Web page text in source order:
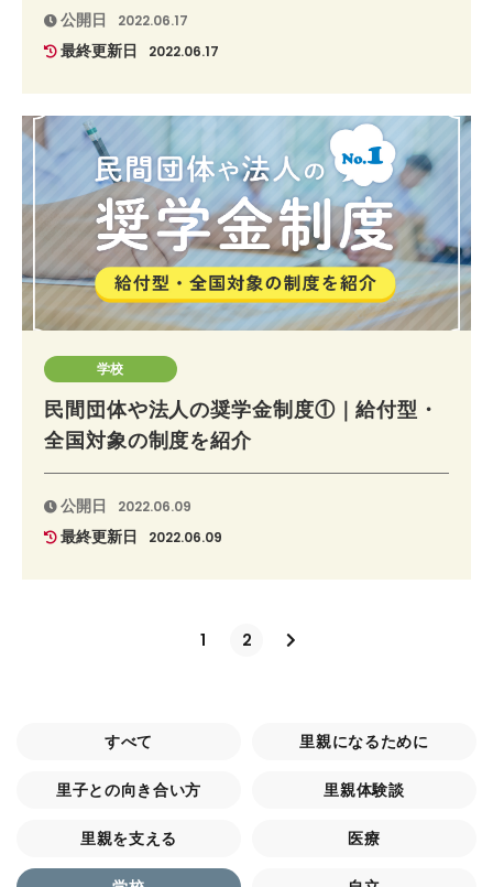
公開日 2022.06.17
最終更新日 2022.06.17
学校
民間団体や法人の奨学金制度①｜給付型・
全国対象の制度を紹介
公開日 2022.06.09
最終更新日 2022.06.09
1 2
すべて 里親になるために
里子との向き合い方 里親体験談
里親を支える 医療